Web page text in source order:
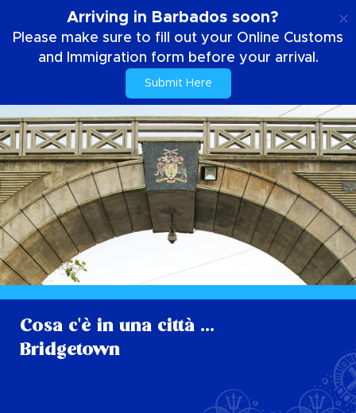
Arriving in Barbados soon?
Please make sure to fill out your Online Customs
and Immigration form before your arrival.
Submit Here
Cosa c'è in una città ...
Bridgetown